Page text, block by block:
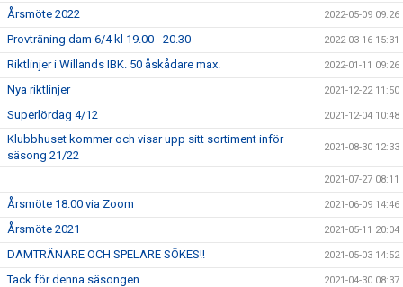
Årsmöte 2022 2022-05-09 09:26
Provträning dam 6/4 kl 19.00 - 20.30 2022-03-16 15:31
Riktlinjer i Willands IBK. 50 åskådare max. 2022-01-11 09:26
Nya riktlinjer 2021-12-22 11:50
Superlördag 4/12 2021-12-04 10:48
Klubbhuset kommer och visar upp sitt sortiment inför
säsong 21/22
2021-08-30 12:33
2021-07-27 08:11
Årsmöte 18.00 via Zoom 2021-06-09 14:46
Årsmöte 2021 2021-05-11 20:04
DAMTRÄNARE OCH SPELARE SÖKES!! 2021-05-03 14:52
Tack för denna säsongen 2021-04-30 08:37